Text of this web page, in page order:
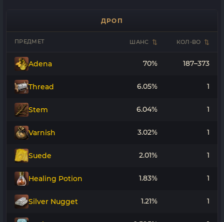
ДРОП
ПРЕДМЕТ ШАНС КОЛ-ВО
Adena 70% 187–373
Thread 6.05% 1
Stem 6.04% 1
Varnish 3.02% 1
Suede 2.01% 1
Healing Potion 1.83% 1
Silver Nugget 1.21% 1